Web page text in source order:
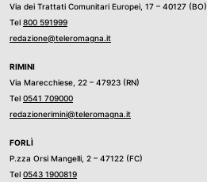
Via dei Trattati Comunitari Europei, 17 – 40127 (BO)
Tel 800 591999
redazione@teleromagna.it
RIMINI
Via Marecchiese, 22 – 47923 (RN)
Tel 0541 709000
redazionerimini@teleromagna.it
FORLÌ
P.zza Orsi Mangelli, 2 – 47122 (FC)
Tel 0543 1900819